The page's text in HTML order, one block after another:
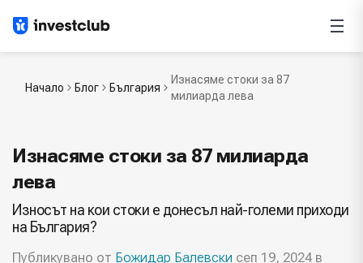
Начало Блог България
Изнасяме стоки за 87
милиарда лева
Изнасяме стоки за 87 милиарда
лева
Износът на кои стоки е донесъл най-големи приходи
на България?
Публикувано от Божидар Балевски сеп 19, 2024 в